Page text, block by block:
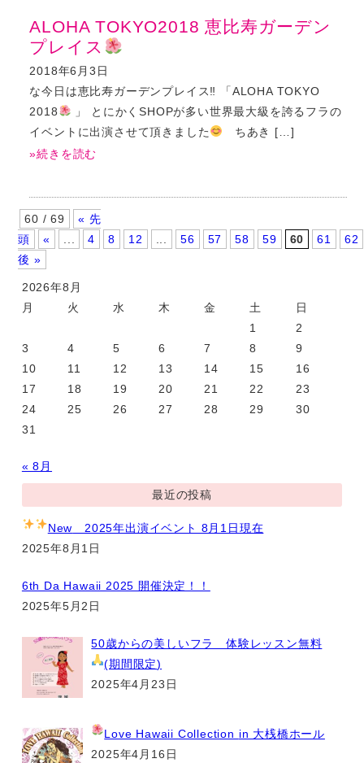
ALOHA TOKYO2018 恵比寿ガーデン
プレイス
2018年6月3日
な今日は恵比寿ガーデンプレイス‼ 「ALOHA TOKYO
2018
」 とにかくSHOPが多い世界最大級を誇るフラの
イベントに出演させて頂きました
ちあき […]
»続きを読む
60 / 69
« 先
頭
« 4 8 12 56 57 58 59 60 61
62
後 »
2026年8月
月
火 水 木 金 土
日
1
2
3
4 5 6 7 8
9
10
11 12 13 14 15
16
17
18 19 20 21 22
23
24
25 26 27 28 29
30
31
« 8月
最近の投稿
New 2025年出演イベント 8月1日現在
2025年8月1日
6th Da Hawaii 2025 開催決定！！
2025年5月2日
50歳からの美しいフラ 体験レッスン無料
(期間限定)
2025年4月23日
Love Hawaii Collection in 大桟橋ホール
2025年4月16日